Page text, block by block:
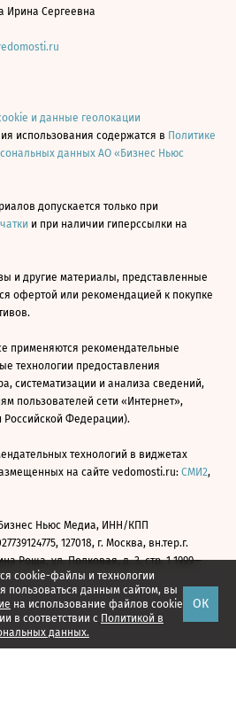
cookie-файлы и технологии
пользоваться данным сайтом, вы
на использование файлов cookie
в соответствии с Политикой в
данных.
ОК
Ирина Сергеевна
и данные геолокации
использования содержатся в Политике
данных АО «Бизнес Ньюс
допускается только при
и при наличии гиперссылки на
и другие материалы, представленные
офертой или рекомендацией к покупке
применяются рекомендательные
технологии предоставления
систематизации и анализа сведений,
пользователей сети «Интернет»,
Российской Федерации).
технологий в виджетах
на сайте vedomosti.ru: СМИ2,
Ньюс Медиа, ИНН/КПП
127018, г. Москва, вн.тер.г.
Роща, ул. Полковая, д. 3, стр. 1 1999—